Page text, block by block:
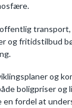
transport,
og fritidstilbud
og
boligpriser
fordel at